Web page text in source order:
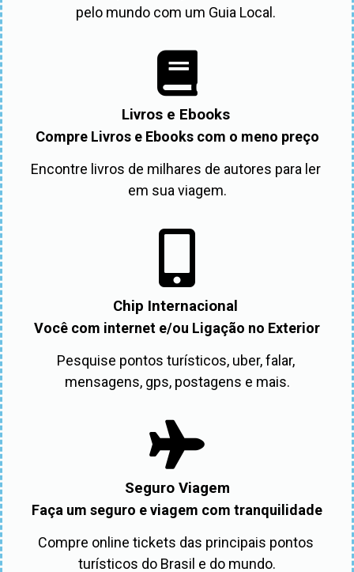
pelo mundo com um Guia Local.
Livros e Ebooks
Compre Livros e Ebooks com o meno preço
Encontre livros de milhares de autores para ler
em sua viagem.
Chip Internacional
Você com internet e/ou Ligação no Exterior
Pesquise pontos turísticos, uber, falar,
mensagens, gps, postagens e mais.
Seguro Viagem
Faça um seguro e viagem com tranquilidade
Compre online tickets das principais pontos
turísticos do Brasil e do mundo.